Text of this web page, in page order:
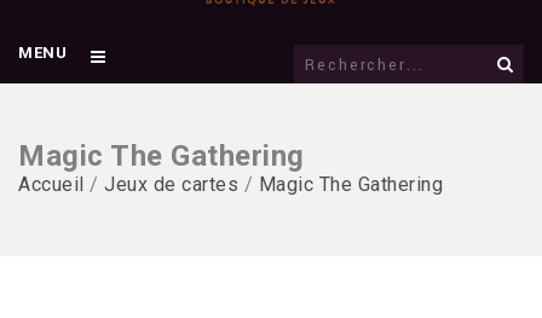
MENU
Magic The Gathering
Accueil / Jeux de cartes / Magic The Gathering